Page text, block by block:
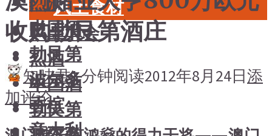
中国酒
勃艮第
波尔多
香槟
意大利
风土食材
风土大会
烈酒
中国酒
勃艮第
收购勃艮第酒庄
知味君1 分钟阅读2012年8月24日添
加评论